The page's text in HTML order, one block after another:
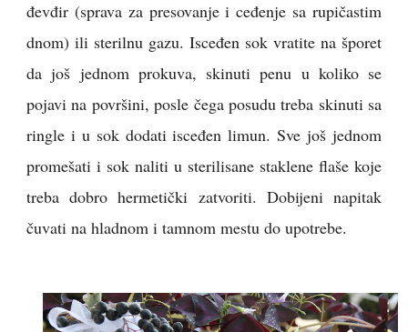
đevđir (sprava za presovanje i ceđenje sa rupičastim
dnom) ili sterilnu gazu. Isceđen sok vratite na šporet
da još jednom prokuva, skinuti penu u koliko se
pojavi na površini, posle čega posudu treba skinuti sa
ringle i u sok dodati isceđen limun. Sve još jednom
promešati i sok naliti u sterilisane staklene flaše koje
treba dobro hermetički zatvoriti. Dobijeni napitak
čuvati na hladnom i tamnom mestu do upotrebe.